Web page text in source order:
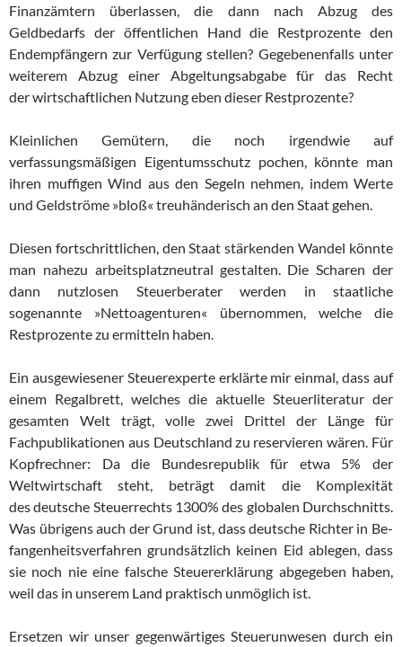
Finanzämtern überlassen, die dann nach Abzug des
Geldbedarfs der öffentlichen Hand die Rest­pro­zen­te den
Endempfängern zur Verfügung stellen? Gegebenenfalls unter
wei­te­rem Abzug einer Ab­gel­tungs­ab­gabe für das Recht
der wirt­schaftlichen Nutzung eben die­ser Restprozente?
Kleinlichen Gemütern, die noch irgendwie auf
verfassungsmäßigen Eigentumsschutz pochen, könnte man
ihren muffigen Wind aus den Se­geln nehmen, indem Werte
und Geldströme »bloß« treu­hän­de­risch an den Staat gehen.
Diesen fortschrittlichen, den Staat stärkenden Wandel könnte
man nahezu arbeitsplatzneutral gestalten. Die Scharen der
dann nutz­lo­sen Steuerberater werden in staatliche
sogenannte »Net­to­agen­tu­ren« übernommen, welche die
Restprozente zu ermitteln haben.
Ein ausgewiesener Steuerexperte erklärte mir einmal, dass auf
ei­nem Regalbrett, welches die aktuelle Steuerliteratur der
gesamten Welt trägt, volle zwei Drittel der Länge für
Fachpublikationen aus Deutschl­and zu reservieren wären. Für
Kopfrechner: Da die Bun­des­re­pub­lik für etwa 5% der
Weltwirtschaft steht, beträgt damit die Komp­le­xi­tät
des deutsche Steuerrechts 1300% des globalen Durch­schnitts.
Was übrigens auch der Grund ist, dass deutsche Richter in Be­
fan­genheitsverfahren grundsätzlich keinen Eid ablegen, dass
sie noch nie eine falsche Steuererklärung abgegeben haben,
weil das in unserem Land praktisch unmöglich ist.
Ersetzen wir unser gegenwärtiges Steuerunwesen durch ein